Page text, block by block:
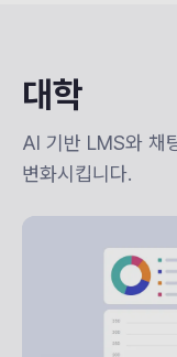
대학
AI 기반 LMS와 채
변화시킵니다.